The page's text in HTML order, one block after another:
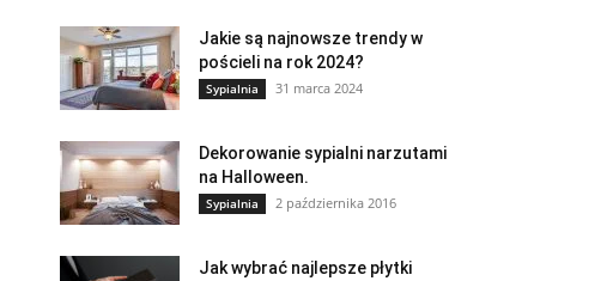
Jakie są najnowsze trendy w
pościeli na rok 2024?
Sypialnia 31 marca 2024
Dekorowanie sypialni narzutami
na Halloween.
Sypialnia 2 października 2016
Jak wybrać najlepsze płytki